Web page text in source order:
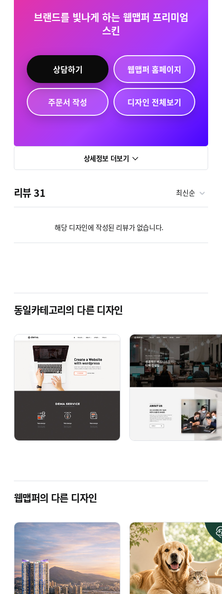
브랜드를 빛나게 하는 웹맵퍼 프리미엄
스킨
상담하기 웹맵퍼 홈페이지
주문서 작성 디자인 전체보기
이미지와문구 변경이
가능합니다.
별도의 금액이 추가됩니다.
디자인 주문절차 안내
상세정보 더보기
리뷰31 최신순
해당 디자인에 작성된 리뷰가 없습니다.
동일카테고리의 다른 디자인
웹맵퍼의 다른 디자인